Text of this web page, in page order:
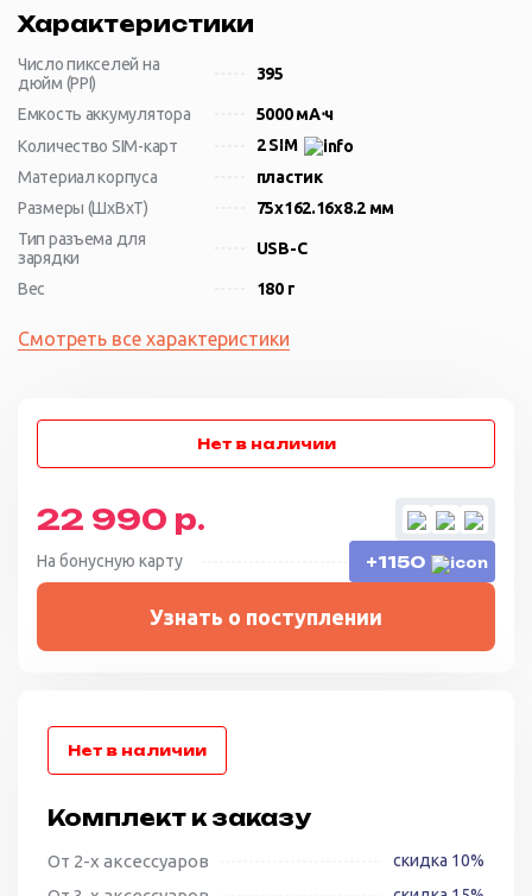
Характеристики
Число пикселей на
дюйм (PPI)
395
Емкость аккумулятора
5000 мА⋅ч
Количество SIM-карт
2 SIM
Материал корпуса
пластик
Размеры (ШxВxТ)
75x162.16x8.2 мм
Тип разъема для
зарядки
USB-C
Вес 180 г
Смотреть все характеристики
22 990 р.
На бонусную карту +1150
Узнать о поступлении
Комплект к заказу
От 2-х аксессуаров скидка 10%